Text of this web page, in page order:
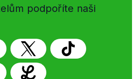
podpoříte naši